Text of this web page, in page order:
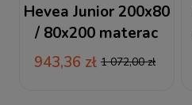
Hevea Junior 200x80
/ 80x200 materac
lateksowy + RABAT
943,36 zł 1 072,00 zł